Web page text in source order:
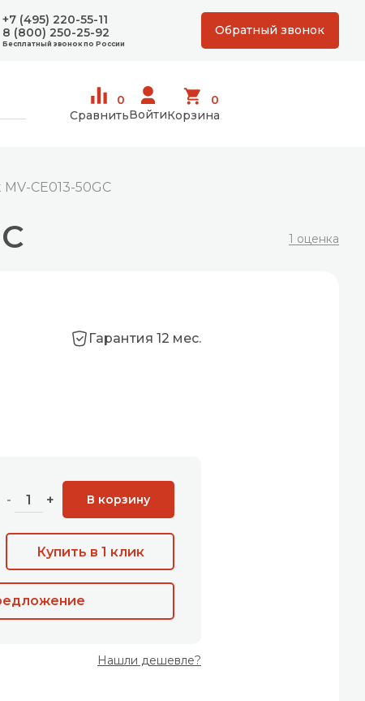
+7 (495) 220-55-11
8 (800) 250-25-92
Бесплатный звонок по России
Обратный звонок
0
СравнитьВойти
0
Корзина
CE013-50GC
1 оценка
Гарантия 12 мес.
- +
Купить в 1 клик
В корзину
Нашли дешевле?